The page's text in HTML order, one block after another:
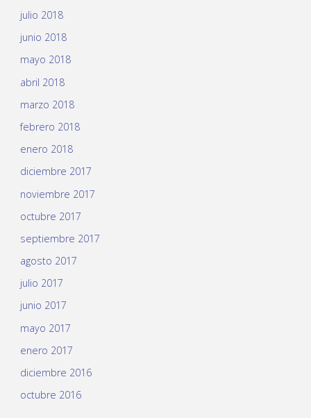
julio 2018
junio 2018
mayo 2018
abril 2018
marzo 2018
febrero 2018
enero 2018
diciembre 2017
noviembre 2017
octubre 2017
septiembre 2017
agosto 2017
julio 2017
junio 2017
mayo 2017
enero 2017
diciembre 2016
octubre 2016